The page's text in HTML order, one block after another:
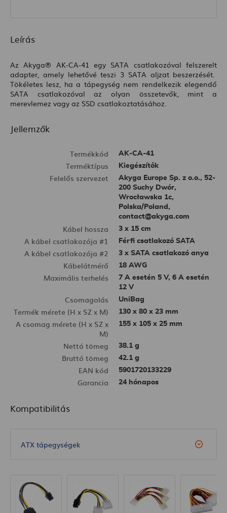
Leírás
AzAkyga® AK-CA-41 egy SATA csatlakozóval felszerelt
adapter , amely lehetővé teszi 3 SATA aljzat beszerzését.
Tökéletes lesz, ha a tápegység nem rendelkezik elegendő
SATA csatlakozóval az olyan összetevők, mint a
merevlemez vagy az SSD csatlakoztatásához.
Jellemzők
Termékkód AK-CA-41
Terméktípus Kiegészítők
Felelős szervezet
Akyga Europe Sp. z o.o., 52-
200 Suchy Dwór,
Wrocławska 1c,
Polska/Poland,
contact@akyga.com
Kábel hossza 3 x 15 cm
A kábel csatlakozója #1 Férfi csatlakozó SATA
A kábel csatlakozója #2 3 x SATA csatlakozó anya
Kábelátmérő 18 AWG
Maximális terhelés
7 A esetén 5 V, 6 A esetén
12 V
Csomagolás UniBag
Termék mérete (H x SZ x M) 130 x 80 x 23 mm
A csomag mérete (H x SZ x
M)
155 x 105 x 25 mm
Nettó tömeg 38.1 g
Bruttó tömeg 42.1 g
EAN kód 5901720133229
Garancia 24 hónapos
Kompatibilitás
ATX tápegységek